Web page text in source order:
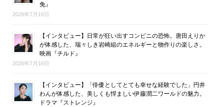
免』
2026年7月16日
【インタビュー】日常が狂い出すコンビニの恐怖。唐田えりか
が体感した、瑞々しき岩崎組のエネルギーと物作りの楽しさ。
映画『チルド』
2026年7月16日
【インタビュー】「俳優としてとても幸せな経験でした」円井
わんが体感した、美しくも悍ましい伊藤潤二ワールドの魅力。
ドラマ『ストレンジ』